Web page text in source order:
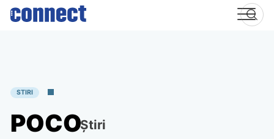
Skip
STIRI
POCOȘtiri